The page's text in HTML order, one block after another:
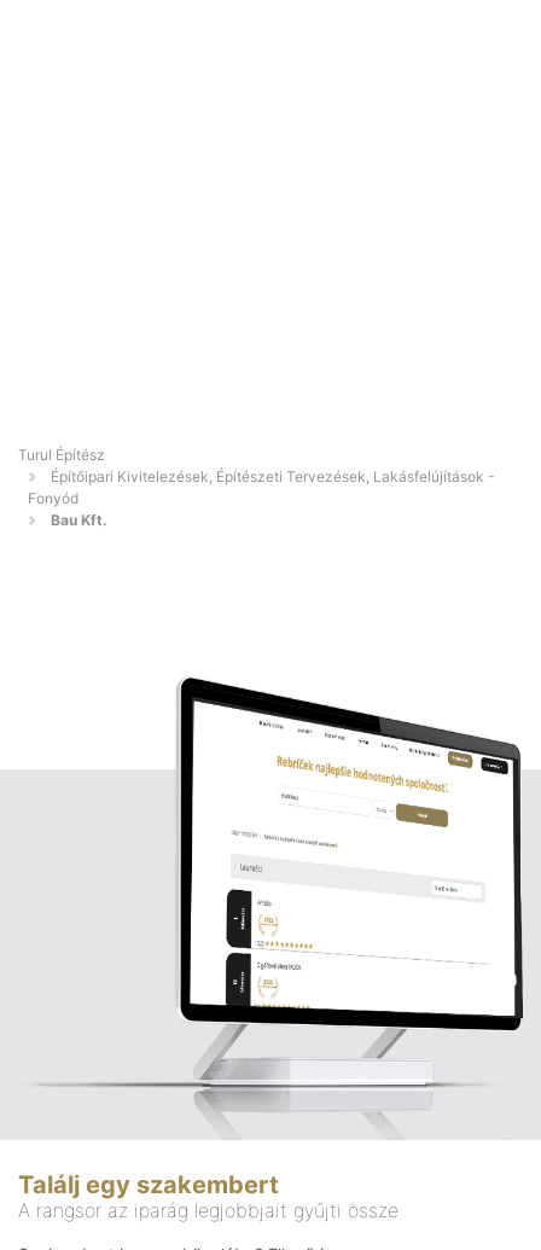
Turul Építész
Építőipari Kivitelezések, Építészeti Tervezések, Lakásfelújítások -
Fonyód
Bau Kft.
Találj egy szakembert
A rangsor az iparág legjobbjait gyűjti össze